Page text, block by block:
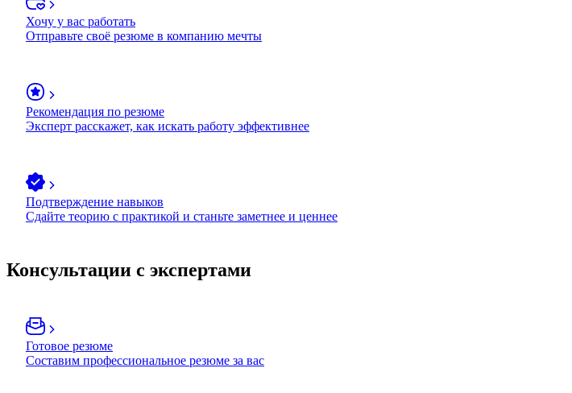
Хочу у вас работать
Отправьте своё резюме в компанию мечты
Рекомендация по резюме
Эксперт расскажет, как искать работу эффективнее
Подтверждение навыков
Сдайте теорию с практикой и станьте заметнее и ценнее
Консультации с экспертами
Готовое резюме
Составим профессиональное резюме за вас